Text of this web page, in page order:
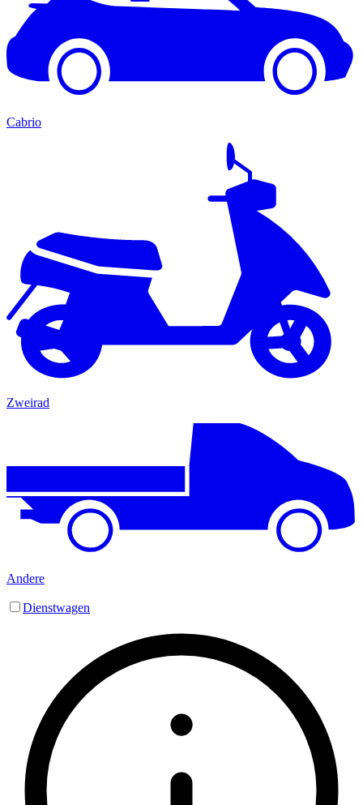
Cabrio
Zweirad
Andere
Dienstwagen